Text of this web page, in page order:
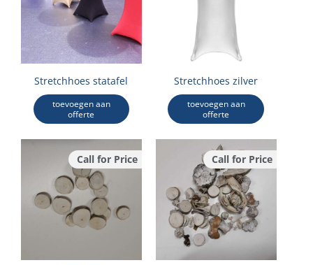
Stretchhoes statafel
toevoegen aan
offerte
Stretchhoes zilver
toevoegen aan
offerte
Call for Price Call for Price